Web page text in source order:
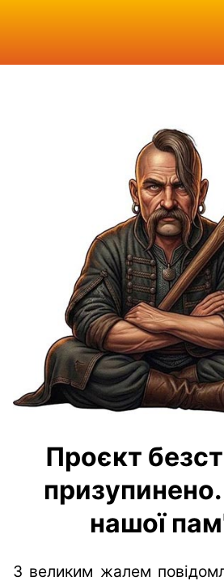
Проєкт
призупинено.
нашої
З великим жалем